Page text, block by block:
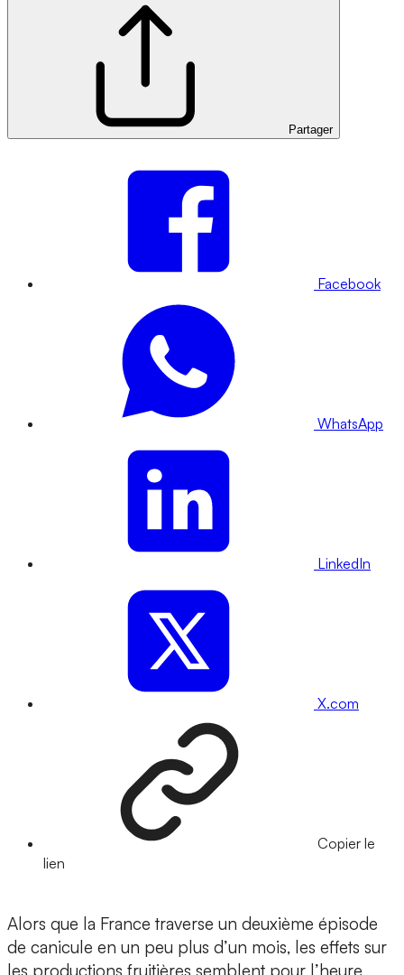
Partager
Facebook
WhatsApp
LinkedIn
X.com
Copier le
lien
Alors que la France traverse un deuxième épisode
de canicule en un peu plus d’un mois, les effets sur
les productions fruitières semblent pour l’heure